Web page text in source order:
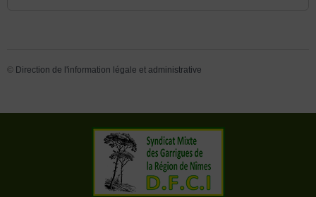
© Direction de l'information légale et administrative